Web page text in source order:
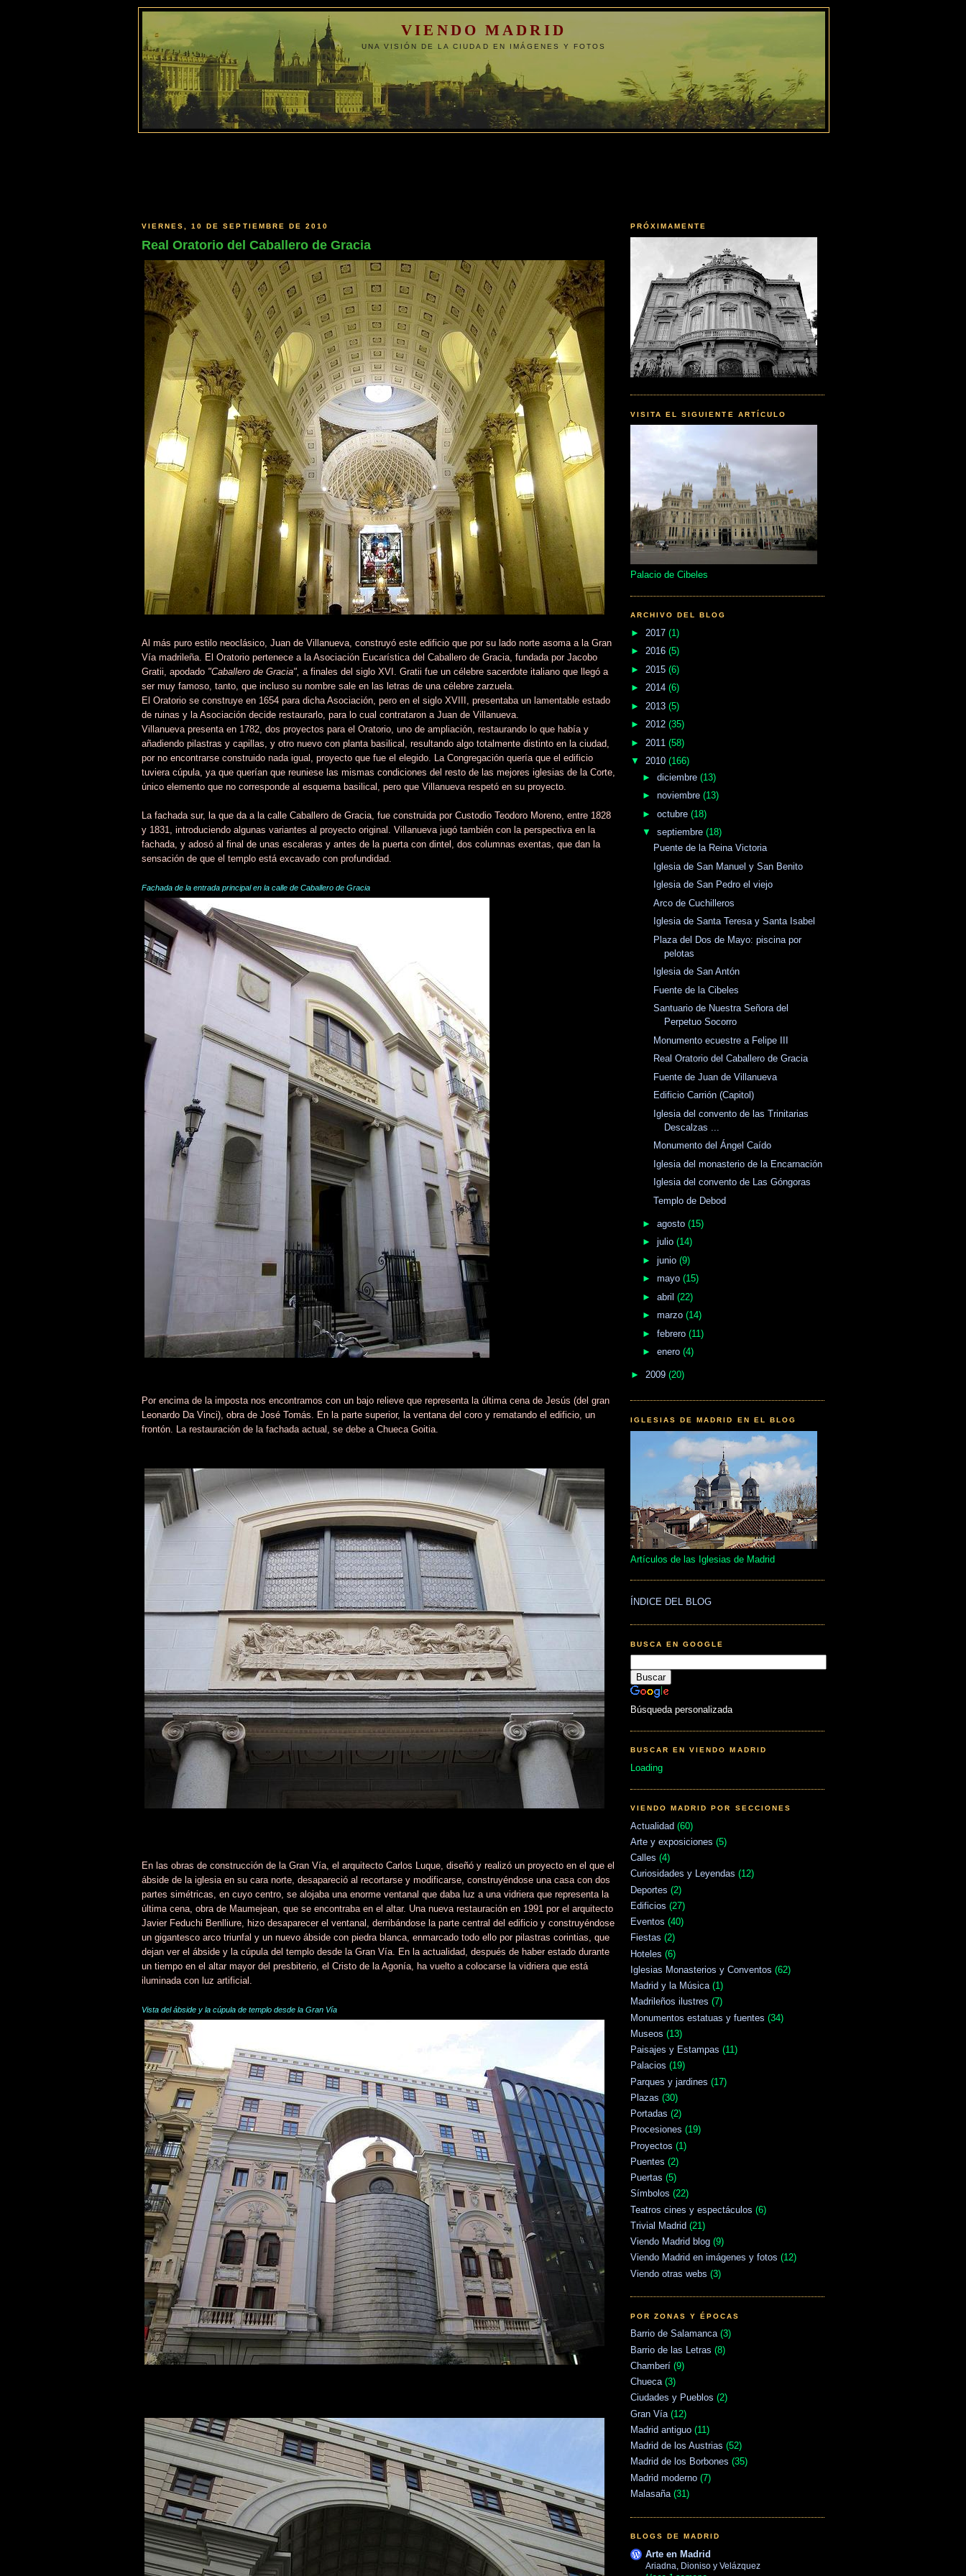
VIENDO MADRID
UNA VISIÓN DE LA CIUDAD EN IMÁGENES Y FOTOS
VIERNES, 10 DE SEPTIEMBRE DE 2010
Real Oratorio del Caballero de Gracia
Al más puro estilo neoclásico, Juan de Villanueva, construyó este edificio que por su lado norte asoma a la Gran
Vía madrileña. El Oratorio pertenece a la Asociación Eucarística del Caballero de Gracia, fundada por Jacobo
Gratii, apodado "Caballero de Gracia", a finales del siglo XVI. Gratii fue un célebre sacerdote italiano que llegó a
ser muy famoso, tanto, que incluso su nombre sale en las letras de una célebre zarzuela.
El Oratorio se construye en 1654 para dicha Asociación, pero en el siglo XVIII, presentaba un lamentable estado
de ruinas y la Asociación decide restaurarlo, para lo cual contrataron a Juan de Villanueva.
Villanueva presenta en 1782, dos proyectos para el Oratorio, uno de ampliación, restaurando lo que había y
añadiendo pilastras y capillas, y otro nuevo con planta basilical, resultando algo totalmente distinto en la ciudad,
por no encontrarse construido nada igual, proyecto que fue el elegido. La Congregación quería que el edificio
tuviera cúpula, ya que querían que reuniese las mismas condiciones del resto de las mejores iglesias de la Corte,
único elemento que no corresponde al esquema basilical, pero que Villanueva respetó en su proyecto.
La fachada sur, la que da a la calle Caballero de Gracia, fue construida por Custodio Teodoro Moreno, entre 1828
y 1831, introduciendo algunas variantes al proyecto original. Villanueva jugó también con la perspectiva en la
fachada, y adosó al final de unas escaleras y antes de la puerta con dintel, dos columnas exentas, que dan la
sensación de que el templo está excavado con profundidad.
Fachada de la entrada principal en la calle de Caballero de Gracia
Por encima de la imposta nos encontramos con un bajo relieve que representa la última cena de Jesús (del gran
Leonardo Da Vinci), obra de José Tomás. En la parte superior, la ventana del coro y rematando el edificio, un
frontón. La restauración de la fachada actual, se debe a Chueca Goitia.
En las obras de construcción de la Gran Vía, el arquitecto Carlos Luque, diseñó y realizó un proyecto en el que el
ábside de la iglesia en su cara norte, desapareció al recortarse y modificarse, construyéndose una casa con dos
partes simétricas, en cuyo centro, se alojaba una enorme ventanal que daba luz a una vidriera que representa la
última cena, obra de Maumejean, que se encontraba en el altar. Una nueva restauración en 1991 por el arquitecto
Javier Feduchi Benlliure, hizo desaparecer el ventanal, derribándose la parte central del edificio y construyéndose
un gigantesco arco triunfal y un nuevo ábside con piedra blanca, enmarcado todo ello por pilastras corintias, que
dejan ver el ábside y la cúpula del templo desde la Gran Vía. En la actualidad, después de haber estado durante
un tiempo en el altar mayor del presbiterio, el Cristo de la Agonía, ha vuelto a colocarse la vidriera que está
iluminada con luz artificial.
Vista del ábside y la cúpula de templo desde la Gran Vía
PRÓXIMAMENTE
VISITA EL SIGUIENTE ARTÍCULO
Palacio de Cibeles
ARCHIVO DEL BLOG
► 2017 (1)
► 2016 (5)
► 2015 (6)
► 2014 (6)
► 2013 (5)
► 2012 (35)
► 2011 (58)
▼ 2010 (166)
► diciembre (13)
► noviembre (13)
► octubre (18)
▼ septiembre (18)
Puente de la Reina Victoria
Iglesia de San Manuel y San Benito
Iglesia de San Pedro el viejo
Arco de Cuchilleros
Iglesia de Santa Teresa y Santa Isabel
Plaza del Dos de Mayo: piscina por
pelotas
Iglesia de San Antón
Fuente de la Cibeles
Santuario de Nuestra Señora del
Perpetuo Socorro
Monumento ecuestre a Felipe III
Real Oratorio del Caballero de Gracia
Fuente de Juan de Villanueva
Edificio Carrión (Capitol)
Iglesia del convento de las Trinitarias
Descalzas ...
Monumento del Ángel Caído
Iglesia del monasterio de la Encarnación
Iglesia del convento de Las Góngoras
Templo de Debod
► agosto (15)
► julio (14)
► junio (9)
► mayo (15)
► abril (22)
► marzo (14)
► febrero (11)
► enero (4)
► 2009 (20)
IGLESIAS DE MADRID EN EL BLOG
Artículos de las Iglesias de Madrid
ÍNDICE DEL BLOG
BUSCA EN GOOGLE
Búsqueda personalizada
BUSCAR EN VIENDO MADRID
Loading
VIENDO MADRID POR SECCIONES
Actualidad (60)
Arte y exposiciones (5)
Calles (4)
Curiosidades y Leyendas (12)
Deportes (2)
Edificios (27)
Eventos (40)
Fiestas (2)
Hoteles (6)
Iglesias Monasterios y Conventos (62)
Madrid y la Música (1)
Madrileños ilustres (7)
Monumentos estatuas y fuentes (34)
Museos (13)
Paisajes y Estampas (11)
Palacios (19)
Parques y jardines (17)
Plazas (30)
Portadas (2)
Procesiones (19)
Proyectos (1)
Puentes (2)
Puertas (5)
Símbolos (22)
Teatros cines y espectáculos (6)
Trivial Madrid (21)
Viendo Madrid blog (9)
Viendo Madrid en imágenes y fotos (12)
Viendo otras webs (3)
POR ZONAS Y ÉPOCAS
Barrio de Salamanca (3)
Barrio de las Letras (8)
Chamberí (9)
Chueca (3)
Ciudades y Pueblos (2)
Gran Vía (12)
Madrid antiguo (11)
Madrid de los Austrias (52)
Madrid de los Borbones (35)
Madrid moderno (7)
Malasaña (31)
BLOGS DE MADRID
Arte en Madrid
Ariadna, Dioniso y Velázquez